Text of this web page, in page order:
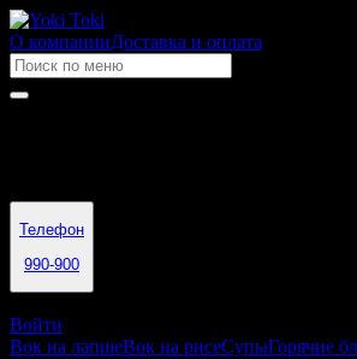
О компанииДоставка и оплата
Телефон
990-900
Войти
Вок на лапшеВок на рисеСупыГорячие